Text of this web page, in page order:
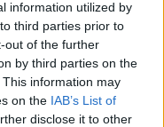
information utilized by
third parties prior to
out of the further
by third parties on the
This information may
on the IAB’s List of
disclose it to other